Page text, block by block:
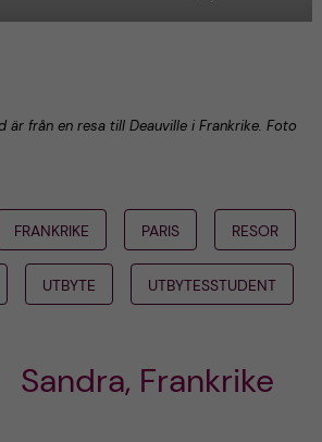
är från en resa till Deauville i Frankrike. Foto
FRANKRIKE PARIS RESOR
UTBYTE UTBYTESSTUDENT
Sandra, Frankrike